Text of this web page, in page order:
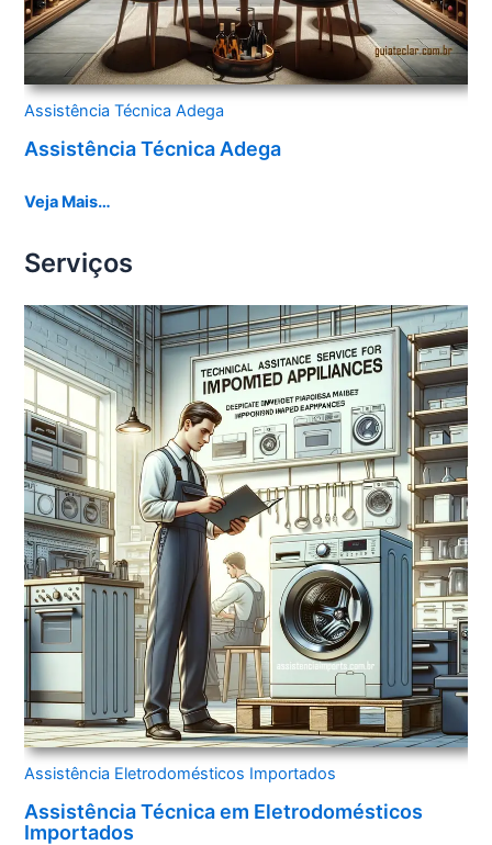
Assistência Técnica Adega
Assistência Técnica Adega
Veja Mais…
Serviços
Assistência Eletrodomésticos Importados
Assistência Técnica em Eletrodomésticos
Importados